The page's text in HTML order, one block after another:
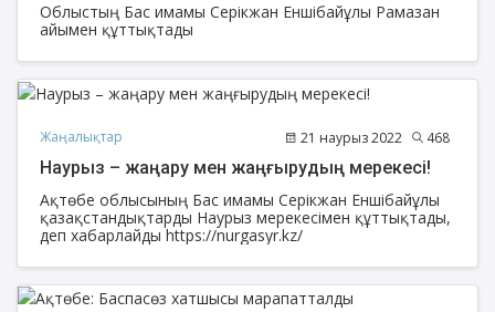
Облыстың Бас имамы Серікжан Еншібайұлы Рамазан
айымен құттықтады
Жаңалықтар 21 наурыз 2022 468
Наурыз – жаңару мен жаңғырудың мерекесі!
Ақтөбе облысының Бас имамы Серікжан Еншібайұлы
қазақстандықтарды Наурыз мерекесімен құттықтады,
деп хабарлайды https://nurgasyr.kz/